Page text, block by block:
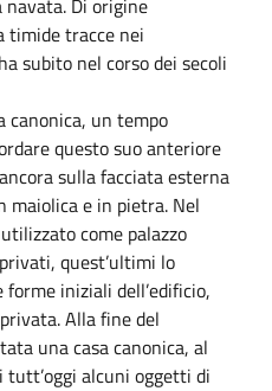
timide tracce nei
subito nel corso dei secoli
canonica, un tempo
questo suo anteriore
sulla facciata esterna
e in pietra. Nel
come palazzo
quest’ultimi lo
iniziali dell’edificio,
Alla fine del
una casa canonica, al
alcuni oggetti di